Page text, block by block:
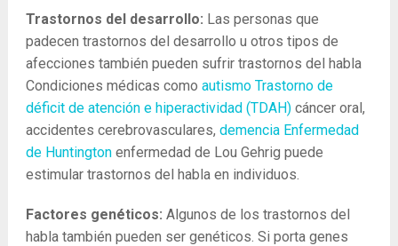
Trastornos del desarrollo: Las personas que
padecen trastornos del desarrollo u otros tipos de
afecciones también pueden sufrir trastornos del habla
Condiciones médicas como autismo Trastorno de
déficit de atención e hiperactividad (TDAH) cáncer oral,
accidentes cerebrovasculares, demencia Enfermedad
de Huntington enfermedad de Lou Gehrig puede
estimular trastornos del habla en individuos.
Factores genéticos: Algunos de los trastornos del
habla también pueden ser genéticos. Si porta genes